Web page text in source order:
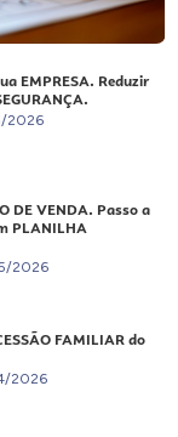
EMPRESA. Reduzir
2026
DE VENDA. Passo a
PLANILHA
2026
FAMILIAR do
2026